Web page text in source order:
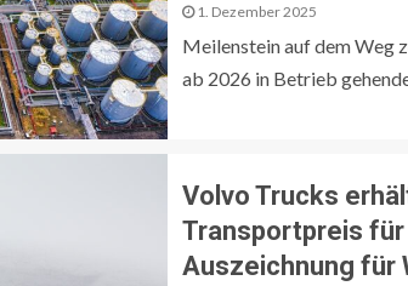
1. Dezember 2025
Meilenstein auf dem Weg
ab 2026 in Betrieb
Volvo Trucks
Transportpreis
Auszeichnung